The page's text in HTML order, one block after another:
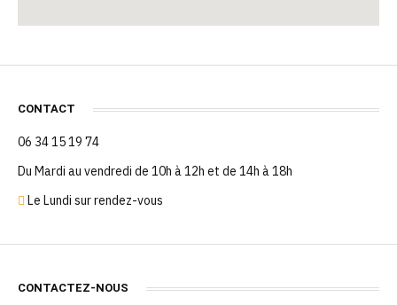
CONTACT
06 34 15 19 74
Du Mardi au vendredi de 10h à 12h et de 14h à 18h
Le Lundi sur rendez-vous
CONTACTEZ-NOUS